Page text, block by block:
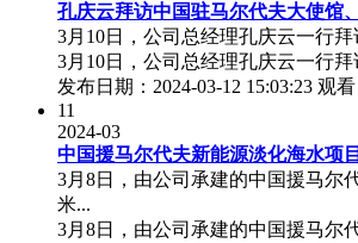
孔庆云拜访中国驻马尔代夫大使馆
3月10日，公司总经理孔庆云一行
3月10日，公司总经理孔庆云一行
发布日期：2024-03-12 15:03:23 观
11
2024-03
中国援马尔代夫新能源淡化海水项
3月8日，由公司承建的中国援马尔
米...
3月8日，由公司承建的中国援马尔